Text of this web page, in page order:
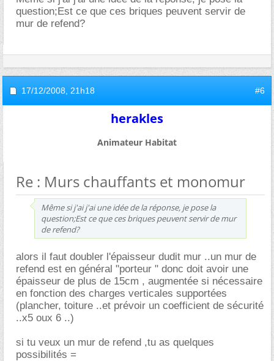
question;Est ce que ces briques peuvent servir de
mur de refend?
17/12/2008, 21h18 #6
herakles
Animateur Habitat
Re : Murs chauffants et monomur
Même si j'ai j'ai une idée de la réponse, je pose la
question;Est ce que ces briques peuvent servir de mur
de refend?
alors il faut doubler l'épaisseur dudit mur ..un mur de
refend est en général "porteur " donc doit avoir une
épaisseur de plus de 15cm , augmentée si nécessaire
en fonction des charges verticales supportées
(plancher, toiture ..et prévoir un coefficient de sécurité
..x5 oux 6 ..)
si tu veux un mur de refend ,tu as quelques
possibilités =